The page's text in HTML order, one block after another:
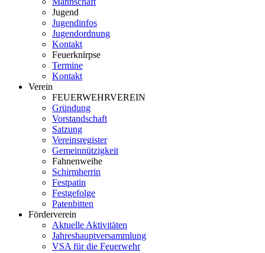
Jugend
Jugendinfos
Jugendordnung
Kontakt
Feuerknirpse
Termine
Kontakt
Verein
FEUERWEHRVEREIN
Gründung
Vorstandschaft
Satzung
Vereinsregister
Gemeinnützigkeit
Fahnenweihe
Schirmherrin
Festpatin
Festgefolge
Patenbitten
Förderverein
Aktuelle Aktivitäten
Jahreshauptversammlung
VSA für die Feuerwehr